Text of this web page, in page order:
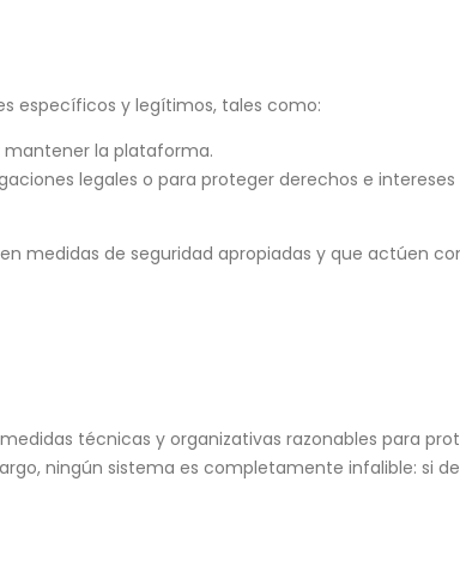
específicos y legítimos, tales como:
mantener la plataforma.
legales o para proteger derechos e intereses
medidas de seguridad apropiadas y que actúen
técnicas y organizativas razonables para
ningún sistema es completamente infalible: si